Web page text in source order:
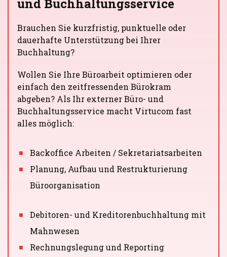
und Buchhaltungsservice
Brauchen Sie kurzfristig, punktuelle oder
dauerhafte Unterstützung bei Ihrer
Buchhaltung?
Wollen Sie Ihre Büroarbeit optimieren oder
einfach den zeitfressenden Bürokram
abgeben? Als Ihr externer Büro- und
Buchhaltungsservice macht Virtucom fast
alles möglich:
Backoffice Arbeiten / Sekretariatsarbeiten
Planung, Aufbau und Restrukturierung
Büroorganisation
Debitoren- und Kreditorenbuchhaltung mit
Mahnwesen
Rechnungslegung und Reporting